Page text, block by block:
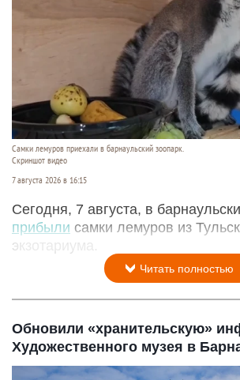
Самки лемуров приехали в барнаульский зоопарк.
Скриншот видео
7 августа 2026 в 16:15
Сегодня, 7 августа, в
прибыли самки лемуров из
экзотариума.
Читать полностью
Обновили «хранительскую»
Художественного музея в